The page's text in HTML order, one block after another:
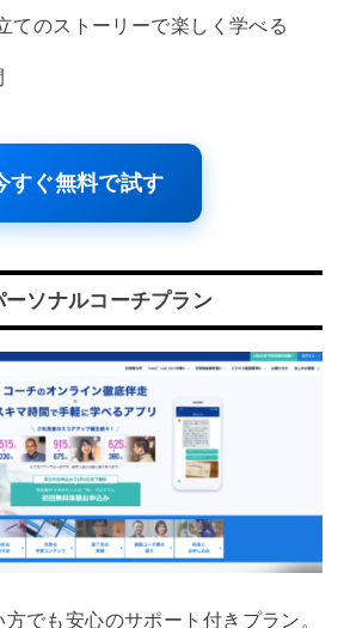
てのストーリーで楽しく学べる
すぐ無料で試す
ソナルコーチプラン
でも安心のサポート付きプラン。